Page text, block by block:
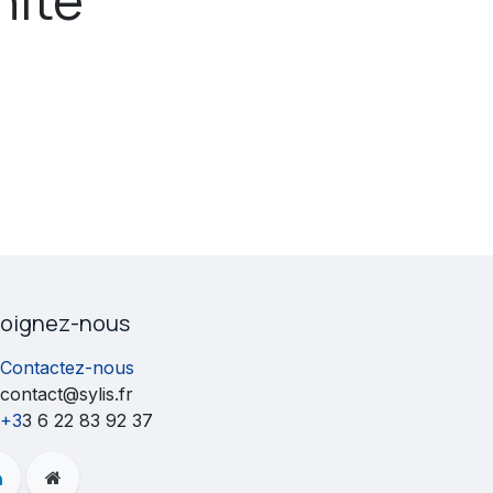
nous
Contactez-nous
contact@sylis.fr
+33 6 22 83 92 37